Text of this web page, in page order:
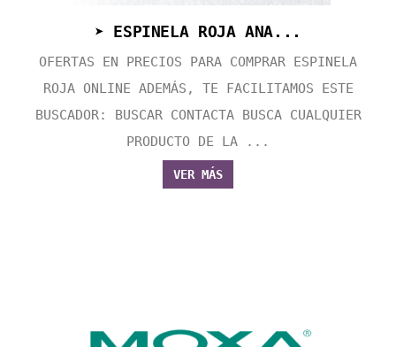
➤ ESPINELA ROJA ANA...
OFERTAS EN PRECIOS PARA COMPRAR ESPINELA
ROJA ONLINE ADEMÁS, TE FACILITAMOS ESTE
BUSCADOR: BUSCAR CONTACTA BUSCA CUALQUIER
PRODUCTO DE LA ...
VER MÁS